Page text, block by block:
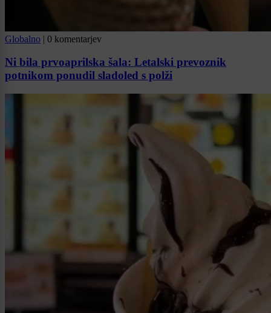
Globalno | 0 komentarjev
Ni bila prvoaprilska šala: Letalski prevoznik
potnikom ponudil sladoled s polži